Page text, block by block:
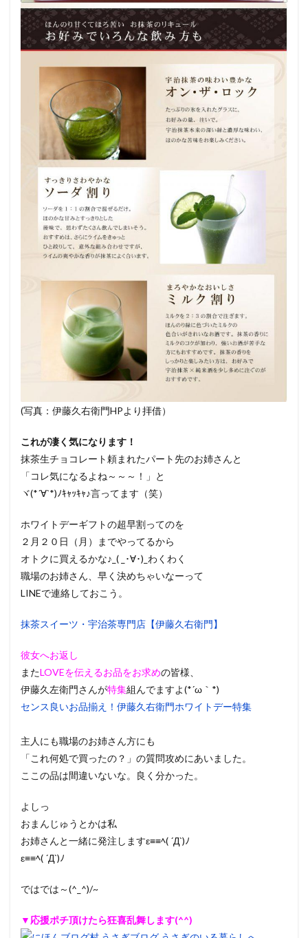
(写真：伊藤久右衛門HPより拝借）
これが凄く気になります！
抹茶生チョコレート頼まれたパート先のお姉さんと
「コレ気になるよね～～～！」と
ヾ(*´∀`*)ﾉｷｬｯｷｬ♪言ってます（笑）
ホワイトデーギフトの超早割ってのを
２月２０日（月）までやってるから
オトクに買えるかな♪_( _･∀･)_わくわく
職場のお姉さん、早く決めちゃいなーって
LINEで連絡しておこう。
抹茶スイーツ・宇治茶専門店【伊藤久右衛門】
彼女へお返し
またLOVEを伝えるお品をお求めの皆様、
伊藤久左衛門さんが特集組んでますよ(*´ω｀*)
センス良いお品揃え！伊藤久右衛門ホワイトデー特集
主人にも職場のお姉さん方にも
「これ何処で買ったの？」の質問攻めにあいました。
ここの品は間違いないな。良く分かった。
よしっ
おまんじゅうとかは私
お姉さんと一緒に発注しますε≡≡ﾍ( ´Д`)ﾉ
ε≡≡ﾍ( ´Д`)ﾉ
ではでは～(^_^)/~
▼応援ポチ頂けたら狂喜乱舞します(^^)